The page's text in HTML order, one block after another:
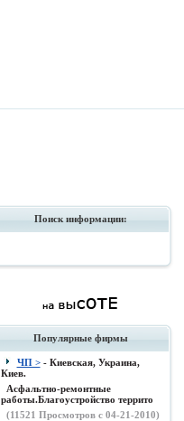
Поиск информации:
Популярные фирмы
ЧП >- Киевская, Украина,
Киев.
Асфальтно-ремонтные
работы.Благоустройство террито
(11521 Просмотров с 04-21-2010)